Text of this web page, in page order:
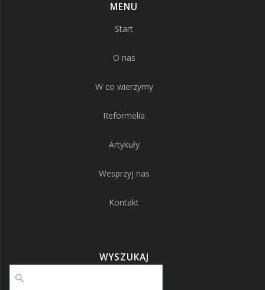
MENU
Start
O nas
W co wierzymy
Reformelia
Artykuły
Wesprzyj nas
Kontakt
WYSZUKAJ